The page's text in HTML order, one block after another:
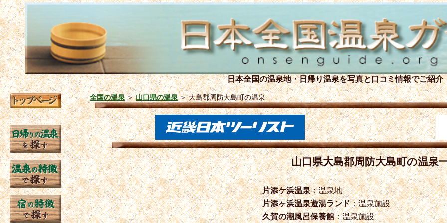
日本全国の温泉地・日帰り温泉を写真と口コミ情報でご紹介
全国の温泉＞山口県の温泉＞大島郡周防大島町の温泉
山口県大島郡周防大島町の温泉
片添ケ浜温泉：温泉地
片添ヶ浜温泉遊湯ランド：温泉施設
久賀の潮風呂保養館：温泉施設